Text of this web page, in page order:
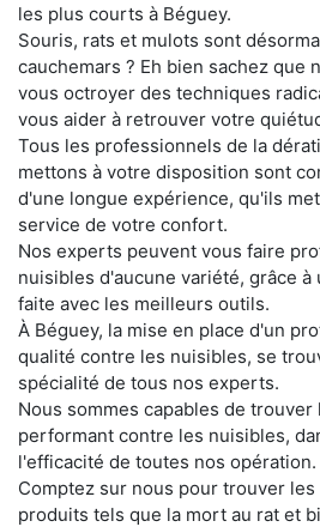
les plus courts à Béguey.
Souris, rats et mulots sont
cauchemars ? Eh bien sachez que
vous octroyer des techniques
vous aider à retrouver votre
Tous les professionnels de la
mettons à votre disposition sont
d'une longue expérience, qu'ils
service de votre confort.
Nos experts peuvent vous faire
nuisibles d'aucune variété, grâce
faite avec les meilleurs outils.
À Béguey, la mise en place d'un
qualité contre les nuisibles, se
spécialité de tous nos experts.
Nous sommes capables de
performant contre les nuisibles,
l'efficacité de toutes nos opération.
Comptez sur nous pour trouver
produits tels que la mort au rat et